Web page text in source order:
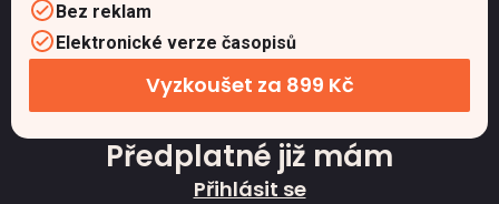
Bez reklam
Elektronické verze časopisů
Vyzkoušet za 899 Kč
Předplatné již mám
Přihlásit se